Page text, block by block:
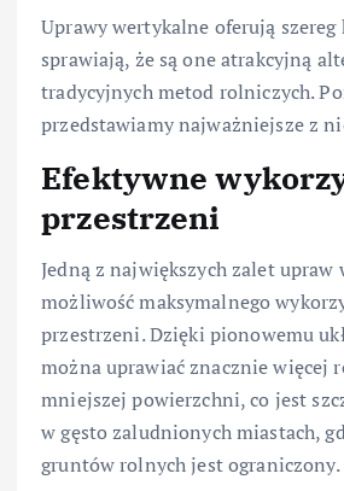
Uprawy wertykalne oferują
sprawiają, że są one atrakcyjną
tradycyjnych metod rolniczych.
przedstawiamy najważniejsze z
Efektywne
przestrzeni
Jedną z największych zalet
możliwość maksymalnego
przestrzeni. Dzięki pionowemu
można uprawiać znacznie więcej
mniejszej powierzchni, co jest
w gęsto zaludnionych miastach,
gruntów rolnych jest ograniczony.